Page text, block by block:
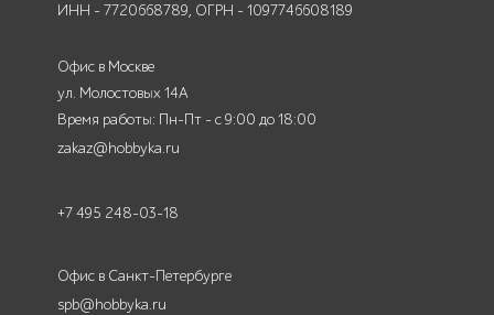
ИНН - 7720668789, ОГРН - 1097746608189
Офис в Москве
ул. Молостовых 14А
Время работы: Пн-Пт - с 9:00 до 18:00
zakaz@hobbyka.ru
+7 495 248-03-18
Офис в Санкт-Петербурге
spb@hobbyka.ru